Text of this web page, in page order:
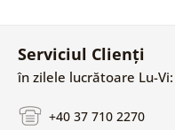
Serviciul Clienți
în zilele lucrătoare Lu-
+40 37 710 2270